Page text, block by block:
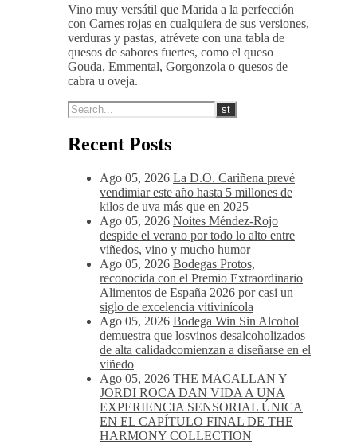
Vino muy versátil que Marida a la perfección
con Carnes rojas en cualquiera de sus versiones,
verduras y pastas, atrévete con una tabla de
quesos de sabores fuertes, como el queso
Gouda, Emmental, Gorgonzola o quesos de
cabra u oveja.
Recent Posts
Ago 05, 2026 La D.O. Cariñena prevé
vendimiar este año hasta 5 millones de
kilos de uva más que en 2025
Ago 05, 2026 Noites Méndez-Rojo
despide el verano por todo lo alto entre
viñedos, vino y mucho humor
Ago 05, 2026 Bodegas Protos,
reconocida con el Premio Extraordinario
Alimentos de España 2026 por casi un
siglo de excelencia vitivinícola
Ago 05, 2026 Bodega Win Sin Alcohol
demuestra que losvinos desalcoholizados
de alta calidadcomienzan a diseñarse en el
viñedo
Ago 05, 2026 THE MACALLAN Y
JORDI ROCA DAN VIDA A UNA
EXPERIENCIA SENSORIAL ÚNICA
EN EL CAPÍTULO FINAL DE THE
HARMONY COLLECTION